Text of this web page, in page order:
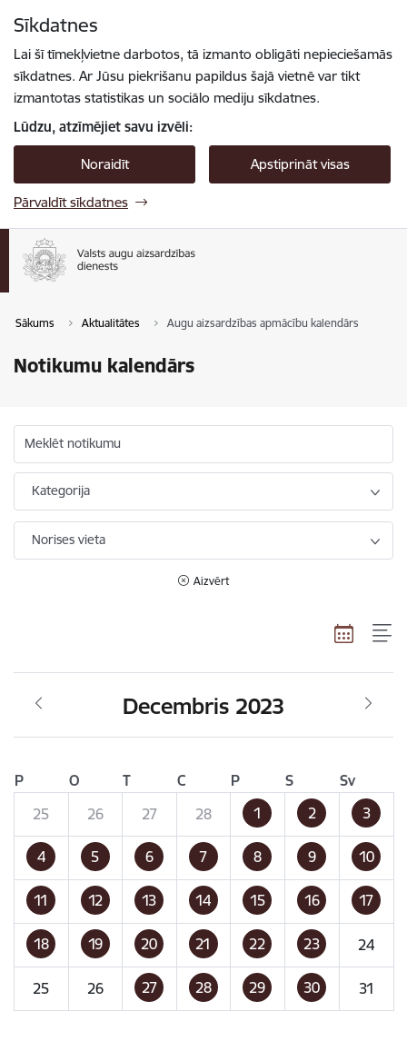
Sīkdatnes
Lai šī tīmekļvietne darbotos, tā izmanto obligāti nepieciešamās
sīkdatnes. Ar Jūsu piekrišanu papildus šajā vietnē var tikt
izmantotas statistikas un sociālo mediju sīkdatnes.
Lūdzu, atzīmējiet savu izvēli:
Noraidīt Apstiprināt visas
Pārvaldīt sīkdatnes
Sākums Aktualitātes Augu aizsardzības apmācību kalendārs
Notikumu kalendārs
Meklēt notikumu
Kategorija
Norises vieta
Aizvērt
Decembris 2023
P O T C P S
Sv
25
26 27 28 1 2 3
4 5 6 7 8 9 10
11 12 13 14 15 16 17
18 19 20 21 22 23 24
25 26 27 28 29 30 31